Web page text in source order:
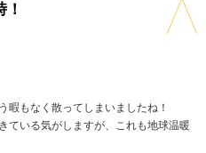
！
暇もなく散ってしまいましたね！
ている気がしますが、これも地球温暖